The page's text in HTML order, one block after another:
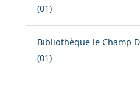
(01)
Bibliothèque le Champ
(01)